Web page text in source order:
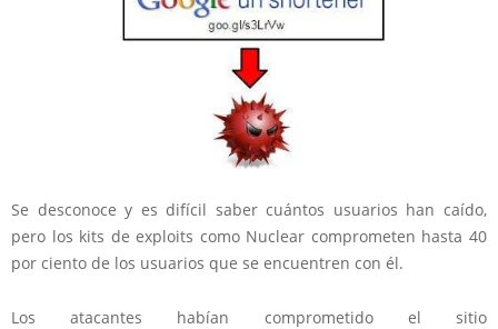
Se desconoce y es difícil saber cuántos usuarios han caído,
pero los kits de exploits como Nuclear comprometen hasta 40
por ciento de los usuarios que se encuentren con él.
Los atacantes habían comprometido el sitio